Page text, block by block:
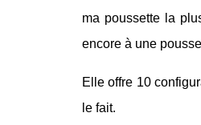
ma poussette la
encore à une
Elle offre 10
le fait.